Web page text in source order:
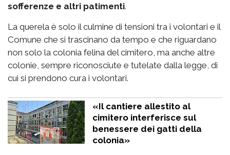
sofferenze e altri patimenti.
La querela è solo il culmine di tensioni tra i volontari e il
Comune che si trascinano da tempo e che riguardano
non solo la colonia felina del cimitero, ma anche altre
colonie, sempre riconosciute e tutelate dalla legge, di
cui si prendono cura i volontari.
«Il cantiere allestito al
cimitero interferisce sul
benessere dei gatti della
colonia»